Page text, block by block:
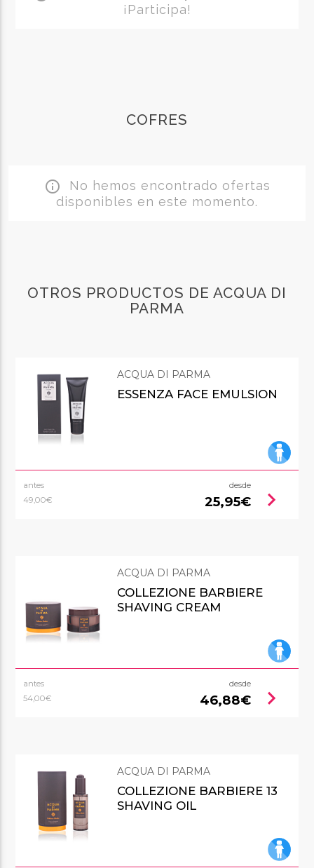
¡Participa!
COFRES
info_outline No hemos encontrado ofertas
disponibles en este momento.
OTROS PRODUCTOS DE ACQUA DI
PARMA
ACQUA DI PARMA
ESSENZA FACE EMULSION
antes
49,00€
desde
25,95€ chevron_right
ACQUA DI PARMA
COLLEZIONE BARBIERE
SHAVING CREAM
antes
54,00€
desde
46,88€ chevron_right
ACQUA DI PARMA
COLLEZIONE BARBIERE 13
SHAVING OIL